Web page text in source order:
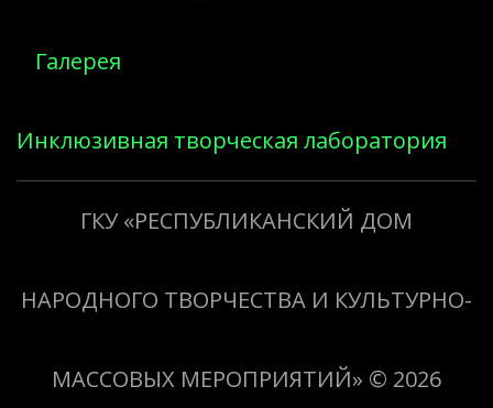
Галерея
Инклюзивная творческая лаборатория
«Творить добро»
ГКУ «РЕСПУБЛИКАНСКИЙ ДОМ
НАРОДНОГО ТВОРЧЕСТВА И КУЛЬТУРНО-
МАССОВЫХ МЕРОПРИЯТИЙ» © 2026